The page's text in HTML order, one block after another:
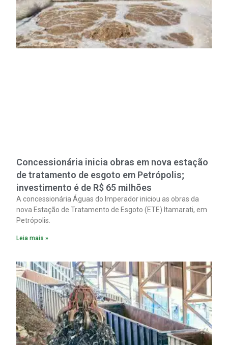
Concessionária inicia obras em nova estação
de tratamento de esgoto em Petrópolis;
investimento é de R$ 65 milhões
A concessionária Águas do Imperador iniciou as obras da
nova Estação de Tratamento de Esgoto (ETE) Itamarati, em
Petrópolis.
Leia mais »